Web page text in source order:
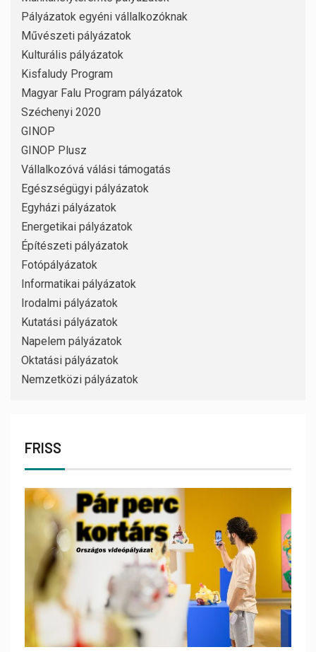
Pályázatok egyéni vállalkozóknak
Művészeti pályázatok
Kulturális pályázatok
Kisfaludy Program
Magyar Falu Program pályázatok
Széchenyi 2020
GINOP
GINOP Plusz
Vállalkozóvá válási támogatás
Egészségügyi pályázatok
Egyházi pályázatok
Energetikai pályázatok
Építészeti pályázatok
Fotópályázatok
Informatikai pályázatok
Irodalmi pályázatok
Kutatási pályázatok
Napelem pályázatok
Oktatási pályázatok
Nemzetközi pályázatok
FRISS